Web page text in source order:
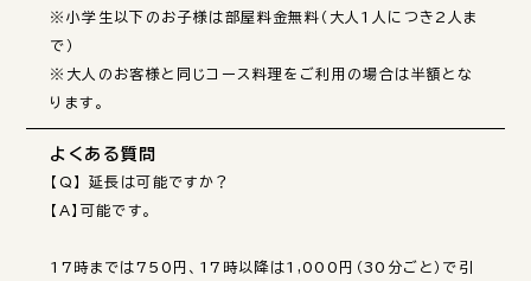
※小学生以下のお子様は部屋料金無料（大人1人につき2人ま
で）
※大人のお客様と同じコース料理をご利用の場合は半額とな
ります。
よくある質問
【Q】 延長は可能ですか？
【A】可能です。
17時までは750円、17時以降は1,000円（30分ごと）で引